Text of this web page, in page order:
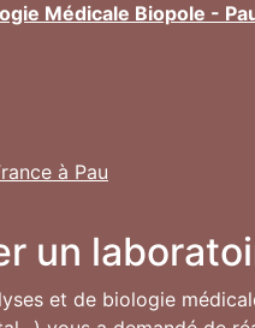
Médicale Biopole -
à Pau
un
et de biologie